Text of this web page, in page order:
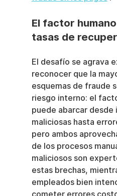
El factor
tasas de
El desafío se agrava
reconocer que la
esquemas de fraude
riesgo interno: el
puede abarcar desde
maliciosas hasta
pero ambos
de los procesos
maliciosos son
estas brechas,
empleados bien